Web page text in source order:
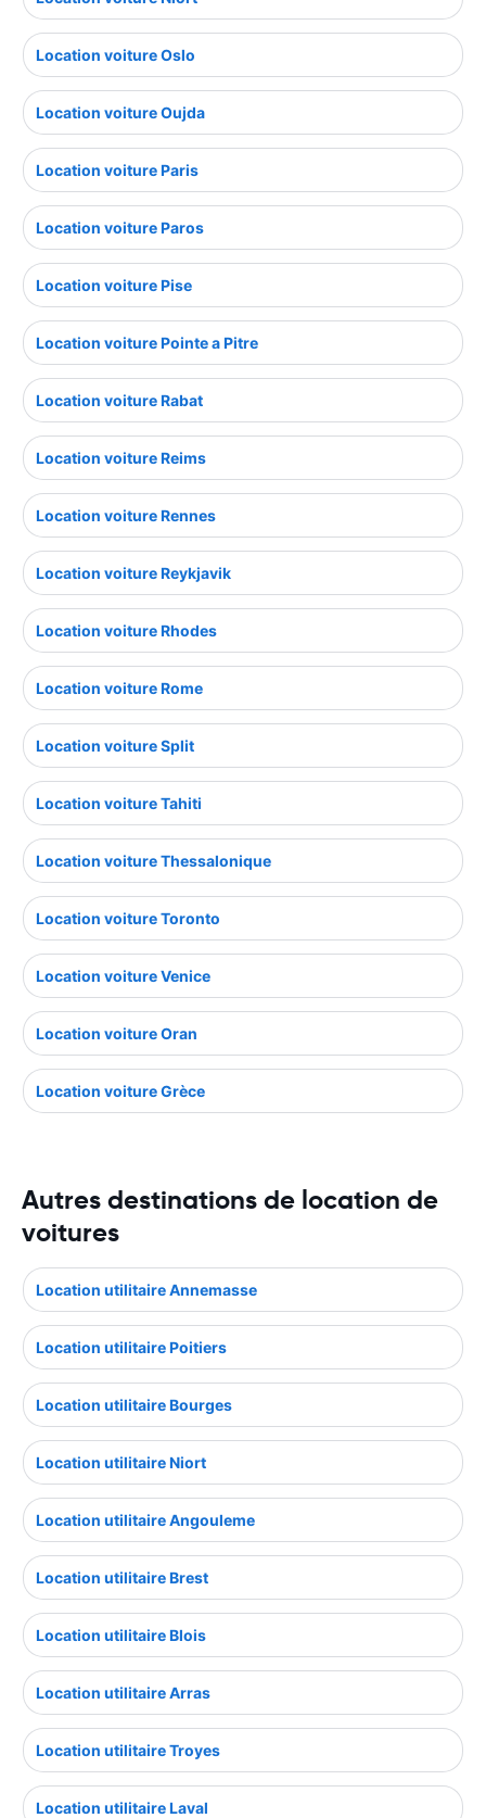
Location voiture Oslo
Location voiture Oujda
Location voiture Paris
Location voiture Paros
Location voiture Pise
Location voiture Pointe a Pitre
Location voiture Rabat
Location voiture Reims
Location voiture Rennes
Location voiture Reykjavik
Location voiture Rhodes
Location voiture Rome
Location voiture Split
Location voiture Tahiti
Location voiture Thessalonique
Location voiture Toronto
Location voiture Venice
Location voiture Oran
Location voiture Grèce
Autres destinations de location de
voitures
Location utilitaire Annemasse
Location utilitaire Poitiers
Location utilitaire Bourges
Location utilitaire Niort
Location utilitaire Angouleme
Location utilitaire Brest
Location utilitaire Blois
Location utilitaire Arras
Location utilitaire Troyes
Location utilitaire Laval